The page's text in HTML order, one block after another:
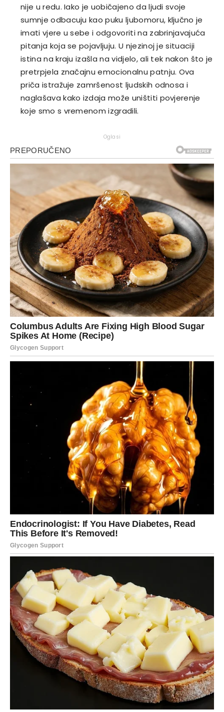
nije u redu. Iako je uobičajeno da ljudi svoje
sumnje odbacuju kao puku ljubomoru, ključno je
imati vjere u sebe i odgovoriti na zabrinjavajuća
pitanja koja se pojavljuju. U njezinoj je situaciji
istina na kraju izašla na vidjelo, ali tek nakon što je
pretrpjela značajnu emocionalnu patnju. Ova
priča istražuje zamršenost ljudskih odnosa i
naglašava kako izdaja može uništiti povjerenje
koje smo s vremenom izgradili.
Oglasi